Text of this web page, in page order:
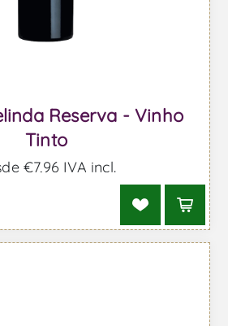
Reserva - Vinho
Tinto
€7,96 IVA incl.